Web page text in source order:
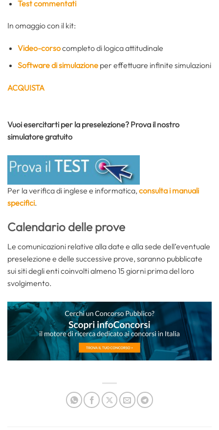
Test commentati
In omaggio con il kit:
Video-corsocompleto di logica attitudinale
Software di simulazioneper effettuare infinite simulazioni
ACQUISTA
Vuoi esercitarti per la preselezione? Prova il nostro
simulatore gratuito
Per la verifica di inglese e informatica,consulta i manuali
specifici.
Calendario delle prove
Le comunicazioni relative alla date e alla sede dell’eventuale
preselezione e delle successive prove, saranno pubblicate
sui siti degli enti coinvolti almeno 15 giorni prima del loro
svolgimento.